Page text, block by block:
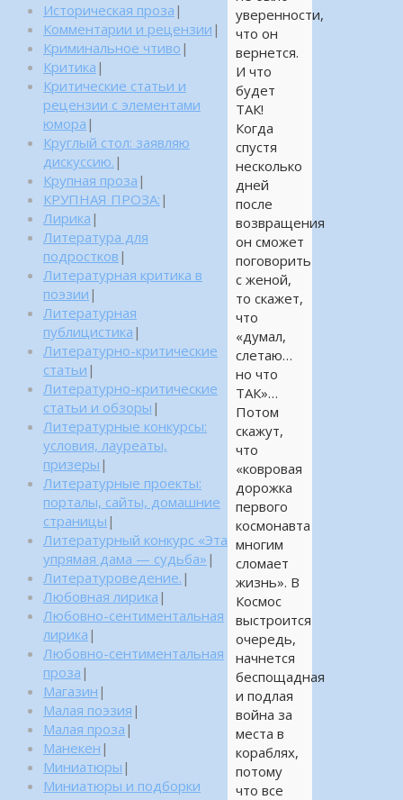
уверенности,
что он
вернется.
И что
будет
ТАК!
Когда
спустя
несколько
дней
после
возвращения
он сможет
поговорить
с женой,
то скажет,
что
«думал,
слетаю…
но что
ТАК»…
Потом
скажут,
что
«ковровая
дорожка
первого
космонавта
многим
сломает
жизнь». В
Космос
выстроится
очередь,
начнется
беспощадная
и подлая
война за
места в
кораблях,
потому
что все
Историческая проза |
Комментарии и рецензии |
Криминальное чтиво |
Критика |
Критические статьи и
рецензии с элементами
юмора |
Круглый стол: заявляю
дискуссию. |
Крупная проза |
КРУПНАЯ ПРОЗА: |
Лирика |
Литература для
подростков |
Литературная критика в
поэзии |
Литературная
публицистика |
Литературно-критические
статьи |
Литературно-критические
статьи и обзоры |
Литературные конкурсы:
условия, лауреаты,
призеры |
Литературные проекты:
порталы, сайты, домашние
страницы |
Литературный конкурс «Эта
упрямая дама — судьба» |
Литературоведение. |
Любовная лирика |
Любовно-сентиментальная
лирика |
Любовно-сентиментальная
проза |
Магазин |
Малая поэзия |
Малая проза |
Манекен |
Миниатюры |
Миниатюры и подборки